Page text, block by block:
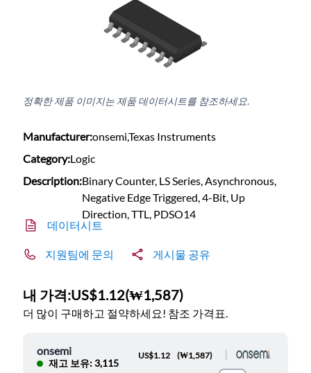
정확한 제품 이미지는 제품 데이터시트를 참조하세요.
Manufacturer:onsemi,Texas Instruments
Category:Logic
Description:Binary Counter, LS Series, Asynchronous,
Negative Edge Triggered, 4-Bit, Up
Direction, TTL, PDSO14
데이터시트
지원팀에 문의 게시물 공유
내 가격:US$1.12(₩1,587)
더 많이 구매하고 절약하세요! 참조 가격표.
onsemi
재고 보유: 3,115
US$1.12 (₩1,587)